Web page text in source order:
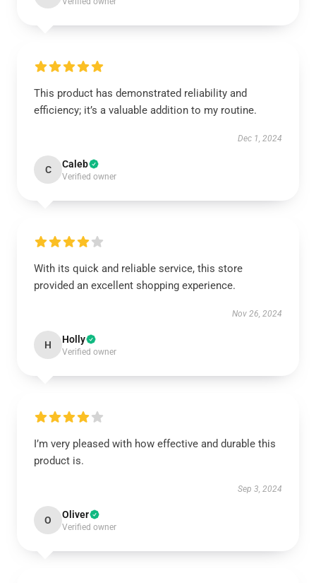
This product has demonstrated reliability and
efficiency; it’s a valuable addition to my routine.
Dec 1, 2024
C Caleb
Verified owner
With its quick and reliable service, this store
provided an excellent shopping experience.
Nov 26, 2024
H Holly
Verified owner
I’m very pleased with how effective and durable this
product is.
Sep 3, 2024
O Oliver
Verified owner